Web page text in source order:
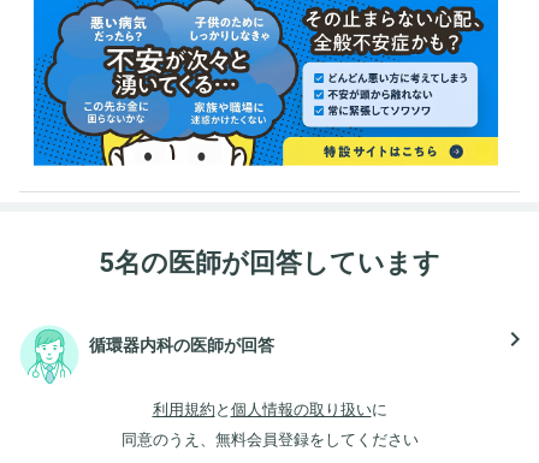
5名の医師が回答しています
循環器内科の医師が回答 navigate_next
利用規約 と 個人情報の取り扱いに
同意のうえ、無料会員登録をしてください